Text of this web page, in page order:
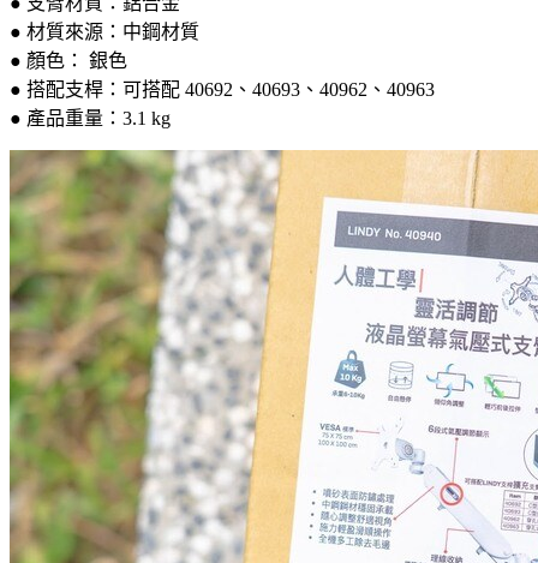
● 材質來源：中鋼材質
● 顏色： 銀色
● 搭配支桿：可搭配 40692、40693、40962、40963
● 產品重量：3.1 kg